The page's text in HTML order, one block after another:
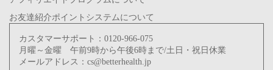
お友達紹介ポイントシステムについて
カスタマーサポート： 0120-966-075
月曜～金曜 午前9時から午後6時まで/土日・祝日休業
メールアドレス： cs@betterhealth.jp